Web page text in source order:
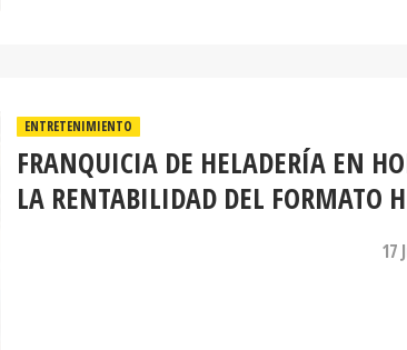
ENTRETENIMIENTO
FRANQUICIA DE HELADERÍA EN
LA RENTABILIDAD DEL FORMATO
17